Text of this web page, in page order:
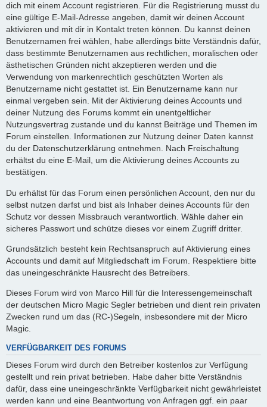
dich mit einem Account registrieren. Für die Registrierung musst du
eine gültige E-Mail-Adresse angeben, damit wir deinen Account
aktivieren und mit dir in Kontakt treten können. Du kannst deinen
Benutzernamen frei wählen, habe allerdings bitte Verständnis dafür,
dass bestimmte Benutzernamen aus rechtlichen, moralischen oder
ästhetischen Gründen nicht akzeptieren werden und die
Verwendung von markenrechtlich geschützten Worten als
Benutzername nicht gestattet ist. Ein Benutzername kann nur
einmal vergeben sein. Mit der Aktivierung deines Accounts und
deiner Nutzung des Forums kommt ein unentgeltlicher
Nutzungsvertrag zustande und du kannst Beiträge und Themen im
Forum einstellen. Informationen zur Nutzung deiner Daten kannst
du der Datenschutzerklärung entnehmen. Nach Freischaltung
erhältst du eine E-Mail, um die Aktivierung deines Accounts zu
bestätigen.
Du erhältst für das Forum einen persönlichen Account, den nur du
selbst nutzen darfst und bist als Inhaber deines Accounts für den
Schutz vor dessen Missbrauch verantwortlich. Wähle daher ein
sicheres Passwort und schütze dieses vor einem Zugriff dritter.
Grundsätzlich besteht kein Rechtsanspruch auf Aktivierung eines
Accounts und damit auf Mitgliedschaft im Forum. Respektiere bitte
das uneingeschränkte Hausrecht des Betreibers.
Dieses Forum wird von Marco Hill für die Interessengemeinschaft
der deutschen Micro Magic Segler betrieben und dient rein privaten
Zwecken rund um das (RC-)Segeln, insbesondere mit der Micro
Magic.
VERFÜGBARKEIT DES FORUMS
Dieses Forum wird durch den Betreiber kostenlos zur Verfügung
gestellt und rein privat betrieben. Habe daher bitte Verständnis
dafür, dass eine uneingeschränkte Verfügbarkeit nicht gewährleistet
werden kann und eine Beantwortung von Anfragen ggf. ein paar